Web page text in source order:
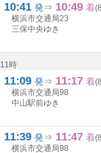
10:41 10じ 41ふん
発⇒ 10:49 着
横浜市交通局23
三保中央ゆき
11時
11:09 11じ 9ふん
発⇒ 11:17 着
横浜市交通局98
中山駅前ゆき
11:39 11じ 39ふん
発⇒ 11:47 着
横浜市交通局98